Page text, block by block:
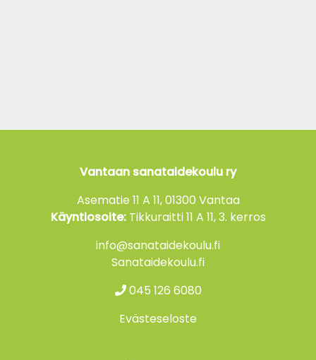
Vantaan sanataidekoulu ry
Asematie 11 A 11, 01300 Vantaa
Käyntiosoite:Tikkuraitti 11 A 11, 3. kerros
info@sanataidekoulu.fi
Sanataidekoulu.fi
045 126 6080
Evästeseloste